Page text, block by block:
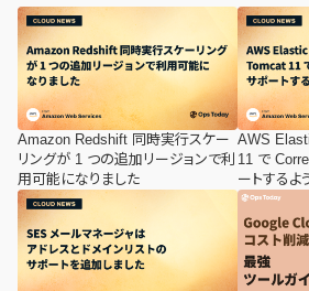
Amazon Redshift 同時実行スケー
リングが 1 つの追加リージョンで利
用可能になりました
AWS
11 で
ートするよ